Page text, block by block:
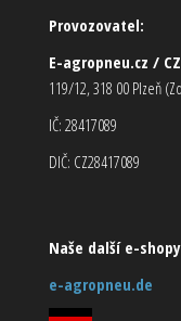
Provozovatel:
E-agropneu.cz /
119/12, 318 00 Plzeň
IČ: 28417089
DIČ: CZ28417089
Naše další e-
e-agropneu.de